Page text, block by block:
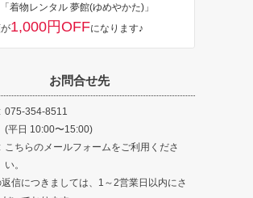
着物レンタル 夢館(ゆめやかた)」
1,000円OFFになります♪
お問合せ先
075-354-8511
(平日 10:00〜15:00)
こちらのメールフォームをご利用くださ
い。
返信につきましては、1～2営業日以内にさ